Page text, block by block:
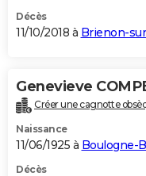
Décès
11/10/2018 à Brienon-
Genevieve
Créer une cagnotte
Naissance
11/06/1925 à Boulogne-
Décès